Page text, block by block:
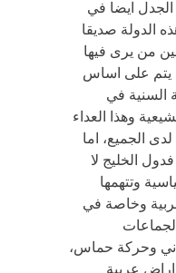
الجدل ايضا في
الدولة صديقا
من يرى فيها
يتم على اساس
السنية في
وهذا العداء
الجميع، اما
الخليج لا
وتتهمها
وخاصة في
وحركة حماس،
اراض عربية